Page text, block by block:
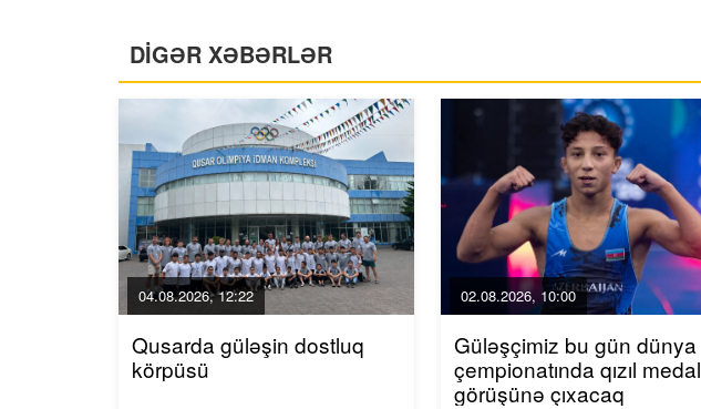
DİGƏR XƏBƏRLƏR
04.08.2026, 12:22
Qusarda güləşin dostluq
körpüsü
02.08.2026, 10:00
Güləşçimiz bu gün dünya
çempionatında qızıl medal
görüşünə çıxacaq